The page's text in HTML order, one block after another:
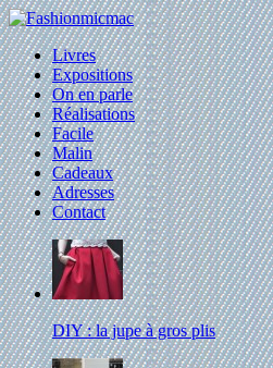
Livres
Expositions
On en parle
Réalisations
Facile
Malin
Cadeaux
Adresses
Contact
DIY : la jupe à gros plis